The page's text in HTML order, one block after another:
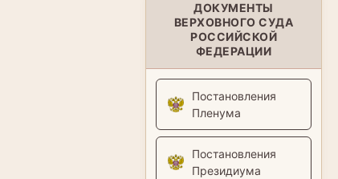
ДОКУМЕНТЫ
ВЕРХОВНОГО СУДА
РОССИЙСКОЙ
ФЕДЕРАЦИИ
Постановления
Пленума
Постановления
Президиума